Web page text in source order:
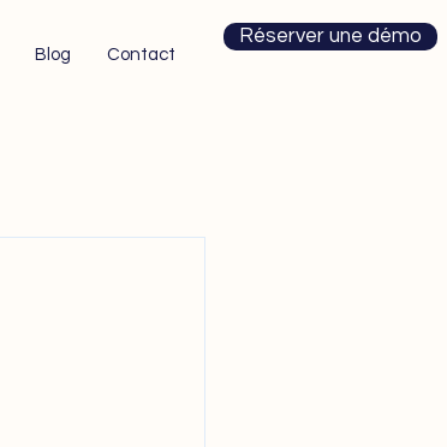
Blog Contact
Réserver une démo